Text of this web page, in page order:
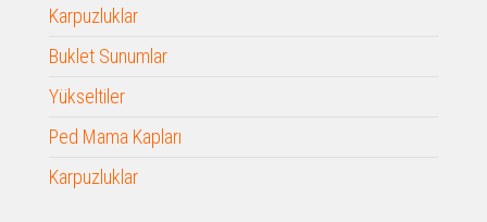
Karpuzluklar
Buklet Sunumlar
Yükseltiler
Ped Mama Kapları
Karpuzluklar